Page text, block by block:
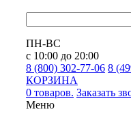
ПН-ВС
с 10:00 до 20:00
8 (800) 302-77-06 8
КОРЗИНА
0 товаров. Заказать
Меню